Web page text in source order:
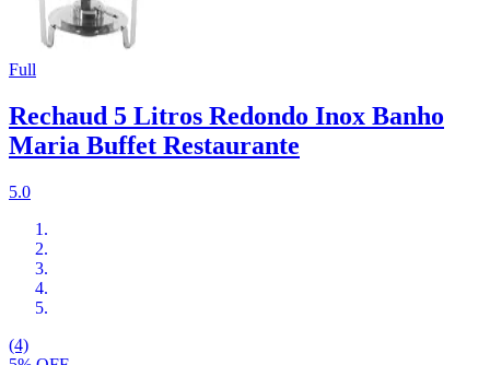
Full
Rechaud 5 Litros Redondo Inox Banho
Maria Buffet Restaurante
5.0
(4)